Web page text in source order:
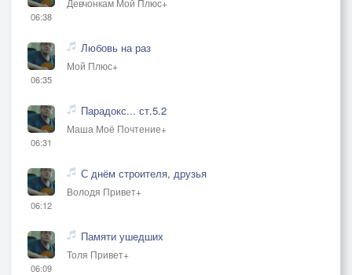
06:38
06:35
Любовь на раз
Мой Плюс+
06:31
Парадокс... ст.5.2
Маша Моё Почтение+
06:12
С днём строителя, друзья
Володя Привет+
06:09
Памяти ушедших
Толя Привет+